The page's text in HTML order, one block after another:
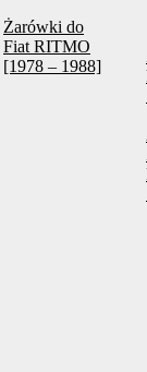
Żarówki do
Fiat RITMO
[1978 – 1988]